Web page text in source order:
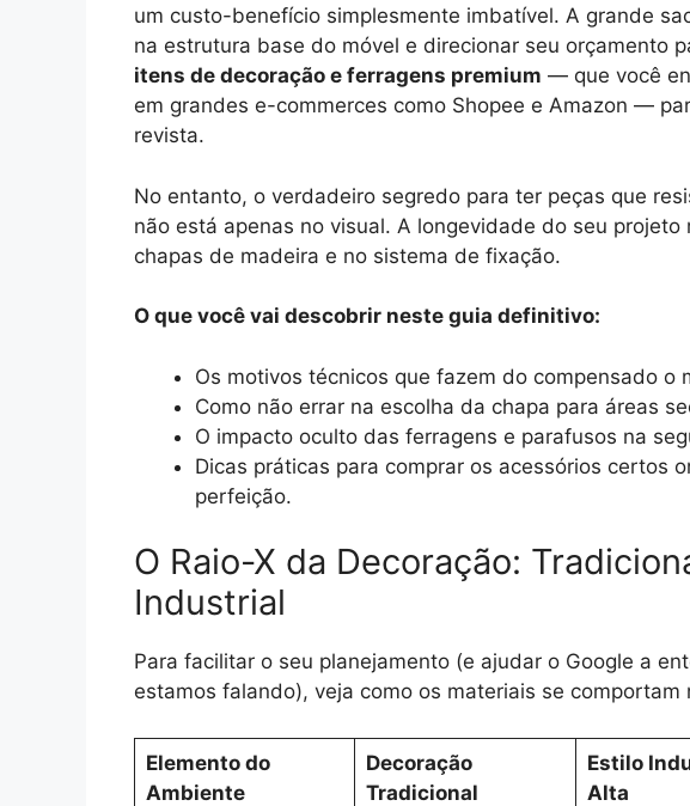
um custo-benefício simplesmente imbatível. A grande
na estrutura base do móvel e direcionar seu orçamento
itens de decoração e ferragens premium — que você
em grandes e-commerces como Shopee e Amazon —
revista.
No entanto, o verdadeiro segredo para ter peças que
não está apenas no visual. A longevidade do seu projeto
chapas de madeira e no sistema de fixação.
O que você vai descobrir neste guia definitivo:
Os motivos técnicos que fazem do compensado o
Como não errar na escolha da chapa para áreas
O impacto oculto das ferragens e parafusos na
Dicas práticas para comprar os acessórios certos
perfeição.
O Raio-X da Decoração:
Industrial
Para facilitar o seu planejamento (e ajudar o Google a
estamos falando), veja como os materiais se comportam
Elemento do
Ambiente
Decoração
Tradicional
Estilo
Alta